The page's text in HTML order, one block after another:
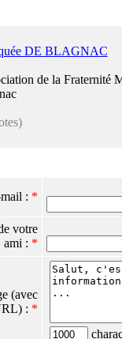
DE BLAGNAC
de la Fraternité
: *
votre
ami : *
(avec
: *